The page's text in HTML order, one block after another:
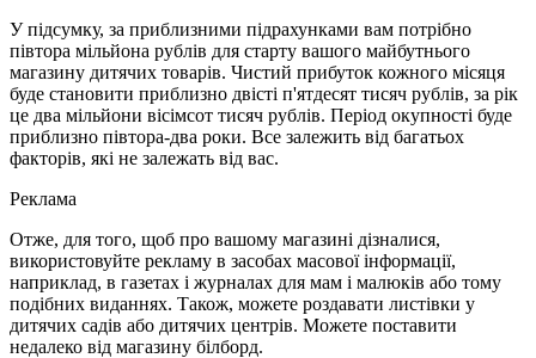
У підсумку, за приблизними підрахунками вам потрібно
півтора мільйона рублів для старту вашого майбутнього
магазину дитячих товарів. Чистий прибуток кожного місяця
буде становити приблизно двісті п'ятдесят тисяч рублів, за рік
це два мільйони вісімсот тисяч рублів. Період окупності буде
приблизно півтора-два роки. Все залежить від багатьох
факторів, які не залежать від вас.
Реклама
Отже, для того, щоб про вашому магазині дізналися,
використовуйте рекламу в засобах масової інформації,
наприклад, в газетах і журналах для мам і малюків або тому
подібних виданнях. Також, можете роздавати листівки у
дитячих садів або дитячих центрів. Можете поставити
недалеко від магазину білборд.